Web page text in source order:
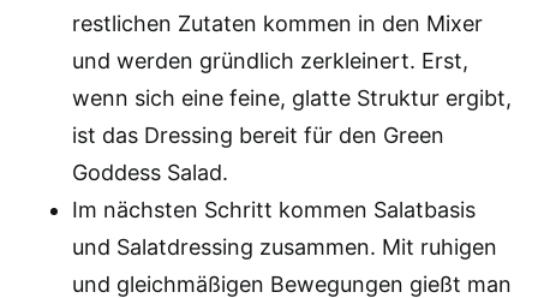
restlichen Zutaten kommen in den Mixer
und werden gründlich zerkleinert. Erst,
wenn sich eine feine, glatte Struktur ergibt,
ist das Dressing bereit für den Green
Goddess Salad.
Im nächsten Schritt kommen Salatbasis
und Salatdressing zusammen. Mit ruhigen
und gleichmäßigen Bewegungen gießt man